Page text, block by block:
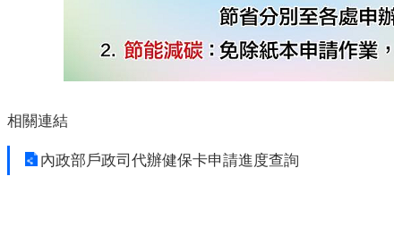
相關連結
內政部戶政司代辦健保卡申請進度查詢